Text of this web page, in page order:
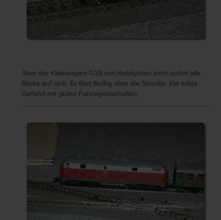
Aber der Kleinwagen G18 von Hobbytrain zieht sofort alle
Blicke auf sich. Er flitzt fleißig über die Strecke. Ein tolles
Gefährt mit guten Fahreigenschaften.